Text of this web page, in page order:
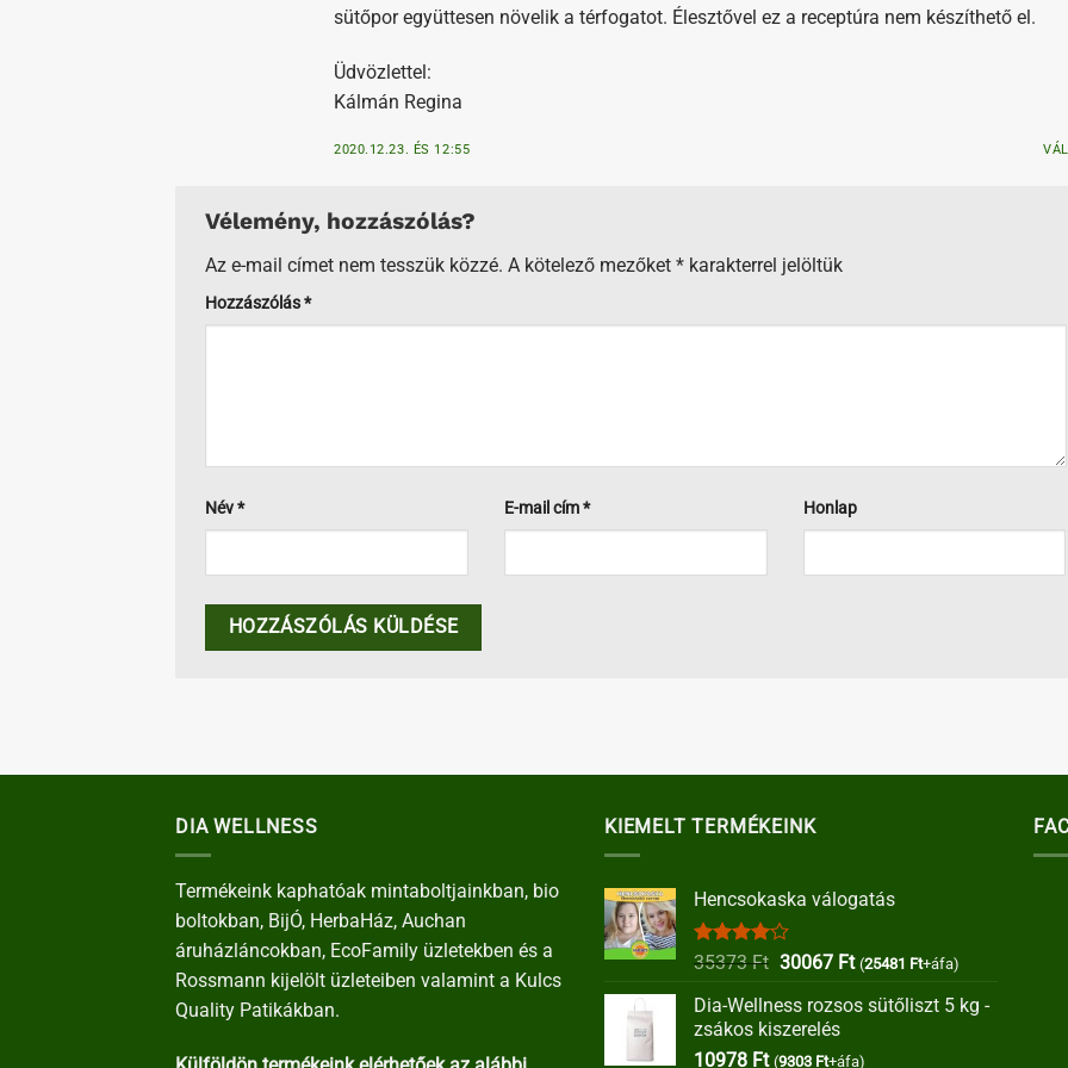
sütőpor együttesen növelik a térfogatot. Élesztővel ez a receptúra nem készíthető el.
Üdvözlettel:
Kálmán Regina
2020.12.23. ÉS 12:55
Vélemény, hozzászólás?
Az e-mail címet nem tesszük közzé. A kötelező mezőket * karakterrel jelöltük
Hozzászólás*
Név* E-mail cím* Honlap
DIA WELLNESS
Termékeink kaphatóak mintaboltjainkban, bio
boltokban, BijÓ, HerbaHáz, Auchan
áruházláncokban, EcoFamily üzletekben és a
Rossmann kijelölt üzleteiben valamint a Kulcs
Quality Patikákban.
KIEMELT TERMÉKEINK
Hencsokaska válogatás
Értékelés:
35373Ft Original
was:
35373 Ft.
30067 FtCurrent
is:
(25481 Ft+áfa)
Dia-Wellness rozsos sütőliszt 5 kg -
zsákos kiszerelés
10978 Ft (9303 Ft+áfa)